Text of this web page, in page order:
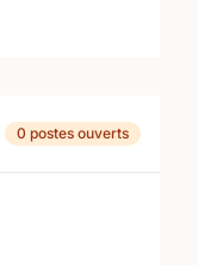
0 postes ouverts